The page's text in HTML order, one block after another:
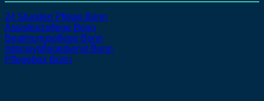
24 Stunden Pflege Bonn
Assistenzpflege Bonn
Beatmungspflege Bonn
Intensivpflegedienst Bonn
Pflegebox Bonn